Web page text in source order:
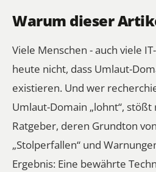
Warum dieser
Viele Menschen - auch viele
heute nicht, dass Umlaut-
existieren. Und wer
Umlaut-Domain „lohnt“,
Ratgeber, deren Grundton
„Stolperfallen“ und
Ergebnis: Eine bewährte